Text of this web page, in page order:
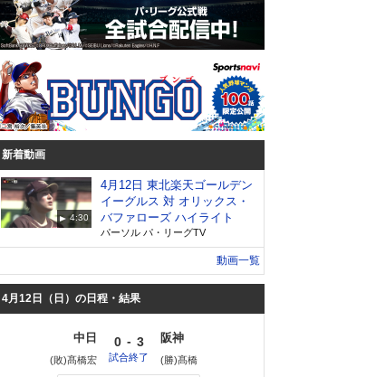
新着動画
4:30
4月12日 東北楽天ゴールデン
イーグルス 対 オリックス・
バファローズ ハイライト
パーソル パ・リーグTV
動画一覧
4月12日（日）の日程・結果
中日
(敗)髙橋宏
0 - 3
試合終了
阪神
(勝)髙橋